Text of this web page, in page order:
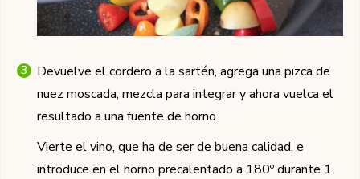
Devuelve el cordero a la sartén, agrega una pizca de
nuez moscada, mezcla para integrar y ahora vuelca el
resultado a una fuente de horno.
Vierte el vino, que ha de ser de buena calidad, e
introduce en el horno precalentado a 180º durante 1